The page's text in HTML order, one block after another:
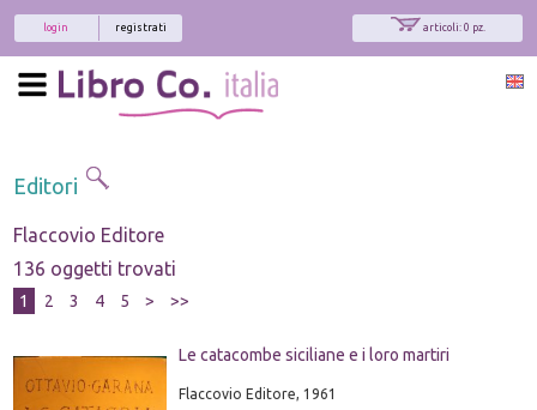
articoli: 0 pz.
registrati
login
Editori
Flaccovio Editore
136 oggetti trovati
1 2 3 4 5 > >>
Le catacombe siciliane e i loro martiri
Flaccovio Editore, 1961